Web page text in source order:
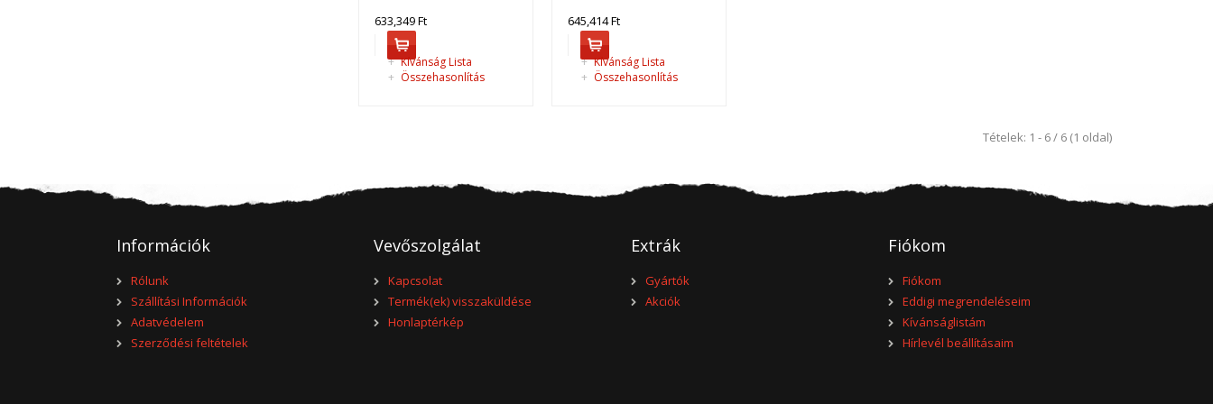
T5E standard áramfejlesztő.. Kosárba
633,349 Ft
+ Kívánság Lista
+ Összehasonlítás
645,414 Ft
+ Kívánság Lista
+ Összehasonlítás
Tételek: 1 - 6 / 6 (1 oldal)
Információk
Rólunk
Szállítási Információk
Adatvédelem
Szerződési feltételek
Vevőszolgálat
Kapcsolat
Termék(ek) visszaküldése
Honlaptérkép
Extrák
Gyártók
Akciók
Fiókom
Fiókom
Eddigi megrendeléseim
Kívánságlistám
Hírlevél beállításaim